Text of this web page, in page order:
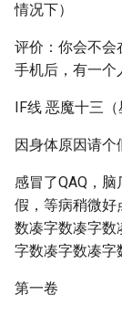
情况下）
评价：你会不会
手机后，有一个
IF线 恶魔十三（
因身体原因请个
感冒了QAQ，
假，等病稍微好
数凑字数凑字数
字数凑字数凑字
第一卷